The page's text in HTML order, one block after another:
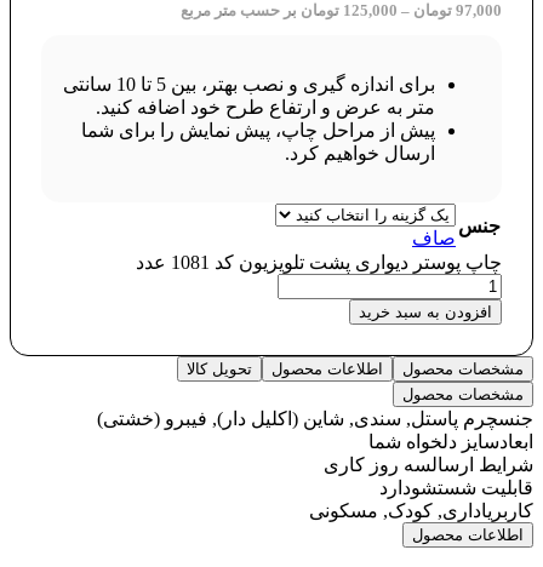
97,000 تومان –
125,000 تومان بر حسب متر مربع
برای اندازه گیری و نصب بهتر، بین 5 تا 10 سانتی
متر به عرض و ارتفاع طرح خود اضافه کنید.
پیش از مراحل چاپ، پیش نمایش را برای شما
ارسال خواهیم کرد.
جنس
صاف
چاپ پوستر دیواری پشت تلویزیون کد 1081 عدد
افزودن به سبد خرید
مشخصات محصول اطلاعات محصول
تحویل کالا
مشخصات محصول
جنسچرم پاستل, سندی, شاین (اکلیل دار), فیبرو (خشتی)
ابعادسایز دلخواه شما
شرایط ارسالسه روز کاری
قابلیت شستشودارد
کاربریاداری, کودک, مسکونی
اطلاعات محصول